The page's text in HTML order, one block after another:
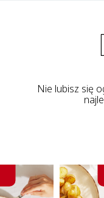
Nie lubisz się